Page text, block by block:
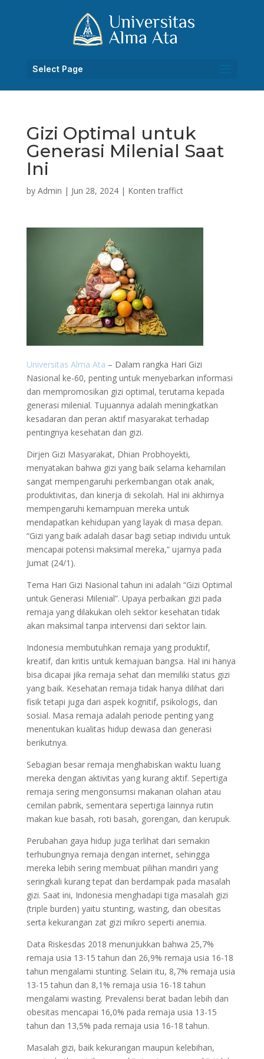
Select Page
Gizi Optimal untuk
Generasi Milenial Saat
Ini
by Admin | Jun 28, 2024| Konten traffict
Universitas Alma Ata – Dalam rangka Hari Gizi
Nasional ke-60, penting untuk menyebarkan informasi
dan mempromosikan gizi optimal, terutama kepada
generasi milenial. Tujuannya adalah meningkatkan
kesadaran dan peran aktif masyarakat terhadap
pentingnya kesehatan dan gizi.
Dirjen Gizi Masyarakat, Dhian Probhoyekti,
menyatakan bahwa gizi yang baik selama kehamilan
sangat mempengaruhi perkembangan otak anak,
produktivitas, dan kinerja di sekolah. Hal ini akhirnya
mempengaruhi kemampuan mereka untuk
mendapatkan kehidupan yang layak di masa depan.
“Gizi yang baik adalah dasar bagi setiap individu untuk
mencapai potensi maksimal mereka,” ujarnya pada
Jumat (24/1).
Tema Hari Gizi Nasional tahun ini adalah “Gizi Optimal
untuk Generasi Milenial”. Upaya perbaikan gizi pada
remaja yang dilakukan oleh sektor kesehatan tidak
akan maksimal tanpa intervensi dari sektor lain.
Indonesia membutuhkan remaja yang produktif,
kreatif, dan kritis untuk kemajuan bangsa. Hal ini hanya
bisa dicapai jika remaja sehat dan memiliki status gizi
yang baik. Kesehatan remaja tidak hanya dilihat dari
fisik tetapi juga dari aspek kognitif, psikologis, dan
sosial. Masa remaja adalah periode penting yang
menentukan kualitas hidup dewasa dan generasi
berikutnya.
Sebagian besar remaja menghabiskan waktu luang
mereka dengan aktivitas yang kurang aktif. Sepertiga
remaja sering mengonsumsi makanan olahan atau
cemilan pabrik, sementara sepertiga lainnya rutin
makan kue basah, roti basah, gorengan, dan kerupuk.
Perubahan gaya hidup juga terlihat dari semakin
terhubungnya remaja dengan internet, sehingga
mereka lebih sering membuat pilihan mandiri yang
seringkali kurang tepat dan berdampak pada masalah
gizi. Saat ini, Indonesia menghadapi tiga masalah gizi
(triple burden) yaitu stunting, wasting, dan obesitas
serta kekurangan zat gizi mikro seperti anemia.
Data Riskesdas 2018 menunjukkan bahwa 25,7%
remaja usia 13-15 tahun dan 26,9% remaja usia 16-18
tahun mengalami stunting. Selain itu, 8,7% remaja usia
13-15 tahun dan 8,1% remaja usia 16-18 tahun
mengalami wasting. Prevalensi berat badan lebih dan
obesitas mencapai 16,0% pada remaja usia 13-15
tahun dan 13,5% pada remaja usia 16-18 tahun.
Masalah gizi, baik kekurangan maupun kelebihan,